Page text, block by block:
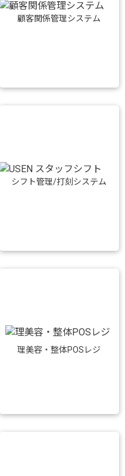
顧客関係管理システム
シフト管理/打刻システム
理美容・整体POSレジ